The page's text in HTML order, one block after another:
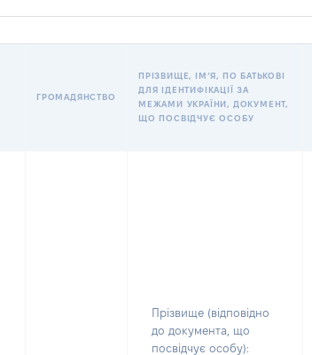
ГРОМАДЯНСТВО
ПРІЗВИЩЕ, ІМʼЯ, ПО БАТЬКОВІ
ДЛЯ ІДЕНТИФІКАЦІЇ ЗА
МЕЖАМИ УКРАЇНИ, ДОКУМЕНТ,
ЩО ПОСВІДЧУЄ ОСОБУ
Прізвище (відповідно
до документа, що
посвідчує особу):